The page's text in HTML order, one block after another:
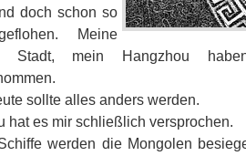
doch schon so
Meine
Stadt, mein Hangzhou
sollte alles anders werden.
hat es mir schließlich versprochen.
werden die Mongolen